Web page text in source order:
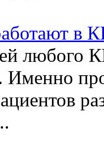
в
любого
Именно